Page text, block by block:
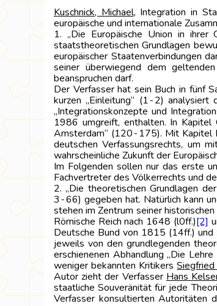
Kuschnick, Michael, Integration in
europäische und internationale
1. „Die Europäische Union in
staatstheoretischen Grundlagen
europäischer Staatenverbindungen
seiner überwiegend dem
beanspruchen darf.
Der Verfasser hat sein Buch in fünf
kurzen „Einleitung“ (1‑2)
„Integrationskonzepte und
1986 umgreift, enthalten. In Kapitel
Amsterdam“ (120‑175). Mit Kapitel
deutschen Verfassungsrechts, um
wahrscheinliche Zukunft der
Im Folgenden sollen nur das erste
Fachvertreter des Völkerrechts und
2. „Die theoretischen Grundlagen
3‑66) gegeben hat. Natürlich kann
stehen im Zentrum seiner
Römische Reich nach 1648 (l0ff.)[2]
Deutsche Bund von 1815 (14ff.)
jeweils von den grundlegenden
erschienenen Abhandlung „Die
weniger bekannten Kritikers
Autor zieht der Verfasser Hans
staatliche Souveränität für jede
Verfasser konsultierten Autoritäten